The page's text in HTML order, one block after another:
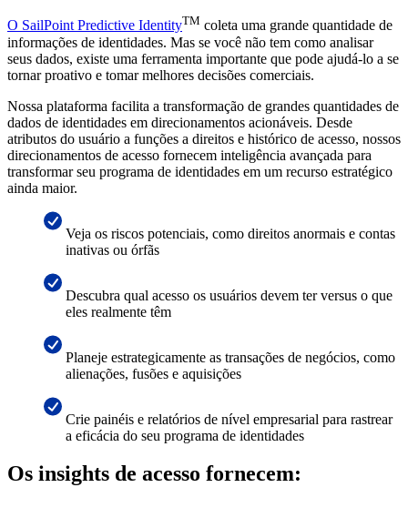
O SailPoint Predictive IdentityTM coleta uma grande quantidade de
informações de identidades. Mas se você não tem como analisar
seus dados, existe uma ferramenta importante que pode ajudá-lo a se
tornar proativo e tomar melhores decisões comerciais.
Nossa plataforma facilita a transformação de grandes quantidades de
dados de identidades em direcionamentos acionáveis. Desde
atributos do usuário a funções a direitos e histórico de acesso, nossos
direcionamentos de acesso fornecem inteligência avançada para
transformar seu programa de identidades em um recurso estratégico
ainda maior.
Veja os riscos potenciais, como direitos anormais e contas
inativas ou órfãs
Descubra qual acesso os usuários devem ter versus o que
eles realmente têm
Planeje estrategicamente as transações de negócios, como
alienações, fusões e aquisições
Crie painéis e relatórios de nível empresarial para rastrear
a eficácia do seu programa de identidades
Os insights de acesso fornecem: